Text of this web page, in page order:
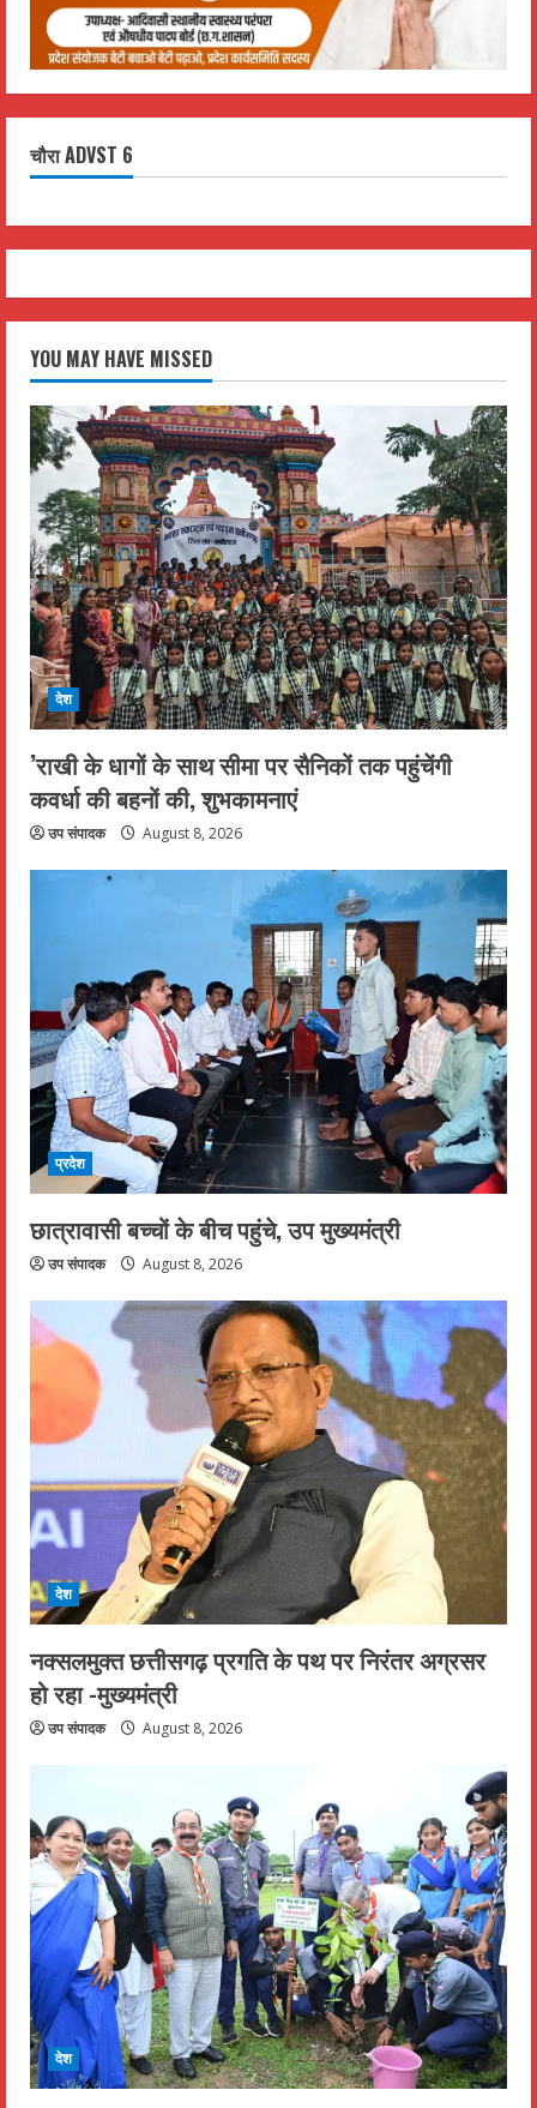
चौरा ADVST 6
YOU MAY HAVE MISSED
देश
’राखी के धागों के साथ सीमा पर सैनिकों तक पहुंचेंगी
कवर्धा की बहनों की, शुभकामनाएं
उप संपादक August 8, 2026
प्रदेश
छात्रावासी बच्चों के बीच पहुंचे, उप मुख्यमंत्री
उप संपादक August 8, 2026
देश
नक्सलमुक्त छत्तीसगढ़ प्रगति के पथ पर निरंतर अग्रसर
हो रहा -मुख्यमंत्री
उप संपादक August 8, 2026
देश